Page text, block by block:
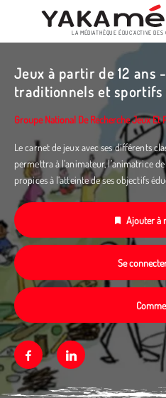
contenu
LA MÉDIATHÈQUE ÉDUC’ACTIVE DES
Jeux à partir de 12 ans
traditionnels et sportifs
Groupe National De Recherche Jeux Et
Le carnet de jeux avec ses différents
permettra à l’animateur, l’animatrice
propices à l’atteinte de ses objectifs
Ajouter à
Se
FacebookLinkedin